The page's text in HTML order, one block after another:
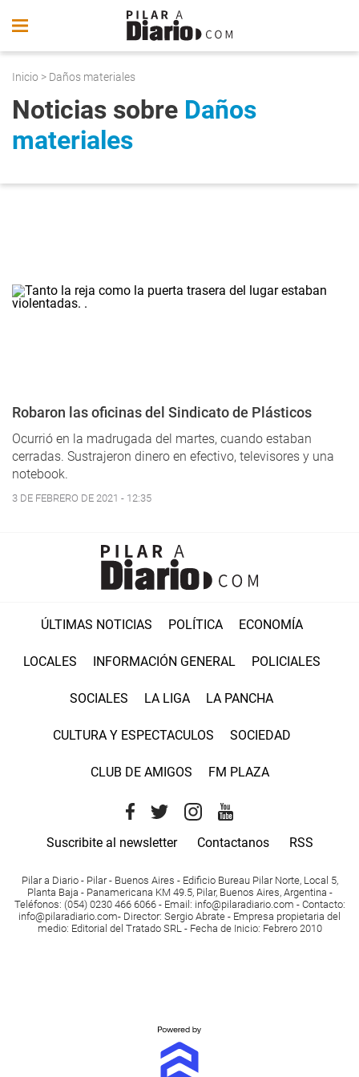
Inicio > Daños materiales
Noticias sobre Daños
materiales
Robaron las oficinas del Sindicato de Plásticos
Ocurrió en la madrugada del martes, cuando estaban
cerradas. Sustrajeron dinero en efectivo, televisores y una
notebook.
3 DE FEBRERO DE 2021 - 12:35
ÚLTIMAS NOTICIAS POLÍTICA ECONOMÍA
LOCALES INFORMACIÓN GENERAL POLICIALES
SOCIALES LA LIGA LA PANCHA
CULTURA Y ESPECTACULOS SOCIEDAD
CLUB DE AMIGOS FM PLAZA
Suscribite al newsletter Contactanos RSS
Pilar a Diario - Pilar - Buenos Aires - Edificio Bureau Pilar Norte, Local 5,
Planta Baja - Panamericana KM 49.5, Pilar, Buenos Aires, Argentina -
Teléfonos: (054) 0230 466 6066 - Email: info@pilaradiario.com - Contacto:
info@pilaradiario.com- Director: Sergio Abrate - Empresa propietaria del
medio: Editorial del Tratado SRL - Fecha de Inicio: Febrero 2010